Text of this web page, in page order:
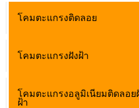
โคมตะแกรงติดลอย
โคมตะแกรงฝังฝ้า
โคมตะแกรงอลูมิเนียมติดลอย
ฝ้า